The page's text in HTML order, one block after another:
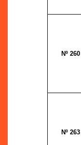
Nº 260
Nº 263